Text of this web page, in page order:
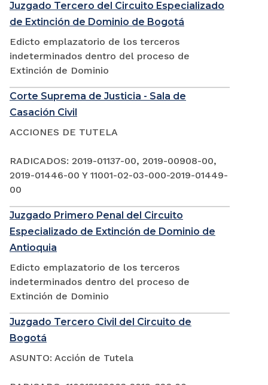
Juzgado Tercero del Circuito Especializado
de Extinción de Dominio de Bogotá
Edicto emplazatorio de los terceros
indeterminados dentro del proceso de
Extinción de Dominio
Corte Suprema de Justicia - Sala de
Casación Civil
ACCIONES DE TUTELA
RADICADOS: 2019-01137-00, 2019-00908-00,
2019-01446-00 Y 11001-02-03-000-2019-01449-
00
Juzgado Primero Penal del Circuito
Especializado de Extinción de Dominio de
Antioquia
Edicto emplazatorio de los terceros
indeterminados dentro del proceso de
Extinción de Dominio
Juzgado Tercero Civil del Circuito de
Bogotá
ASUNTO: Acción de Tutela